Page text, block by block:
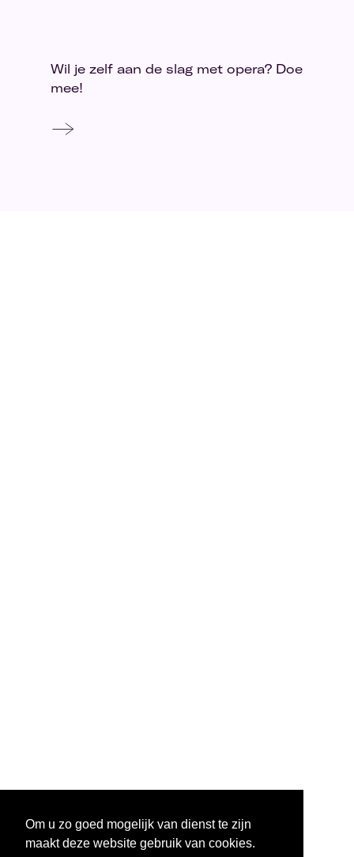
Om u zo goed mogelijk van dienst te zijn
maakt deze website gebruik van cookies.
Wil je zelf aan de slag met opera? Doe
mee!